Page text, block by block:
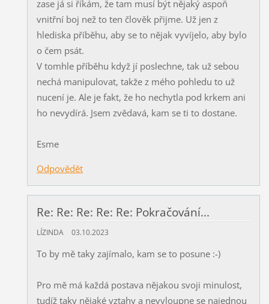
zase já si říkám, že tam musí být nějaký aspoň
vnitřní boj než to ten člověk přijme. Už jen z
hlediska příběhu, aby se to nějak vyvíjelo, aby bylo
o čem psát.
V tomhle příběhu když jí poslechne, tak už sebou
nechá manipulovat, takže z mého pohledu to už
nucení je. Ale je fakt, že ho nechytla pod krkem ani
ho nevydírá. Jsem zvědavá, kam se ti to dostane.
Esme
Odpovědět
Re: Re: Re: Re: Re: Pokračování...
LÍZINDA 03.10.2023
To by mě taky zajímalo, kam se to posune :-)
Pro mě má každá postava nějakou svoji minulost,
tudíž taky nějaké vztahy a nevyloupne se najednou